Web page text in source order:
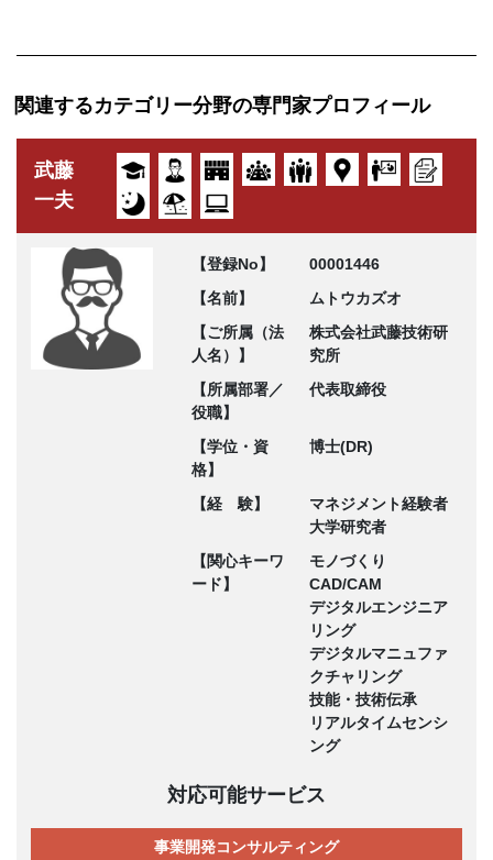
関連するカテゴリー分野の専門家プロフィール
武藤
一夫
【登録No】
00001446
【名前】
ムトウカズオ
【ご所属（法
人名）】
株式会社武藤技術研
究所
【所属部署／
役職】
代表取締役
【学位・資
格】
博士(DR)
【経 験】
マネジメント経験者
大学研究者
【関心キーワ
ード】
モノづくり
CAD/CAM
デジタルエンジニア
リング
デジタルマニュファ
クチャリング
技能・技術伝承
リアルタイムセンシ
ング
対応可能サービス
事業開発コンサルティング